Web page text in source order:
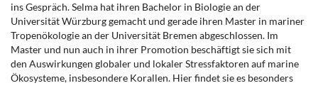
ins Gespräch. Selma hat ihren Bachelor in Biologie an der
Universität Würzburg gemacht und gerade ihren Master in mariner
Tropenökologie an der Universität Bremen abgeschlossen. Im
Master und nun auch in ihrer Promotion beschäftigt sie sich mit
den Auswirkungen globaler und lokaler Stressfaktoren auf marine
Ökosysteme, insbesondere Korallen. Hier findet sie es besonders